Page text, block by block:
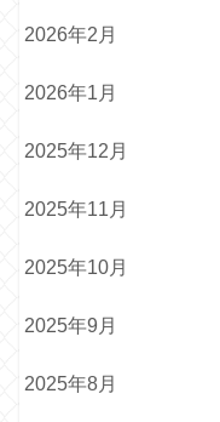
2026年2月
2026年1月
2025年12月
2025年11月
2025年10月
2025年9月
2025年8月